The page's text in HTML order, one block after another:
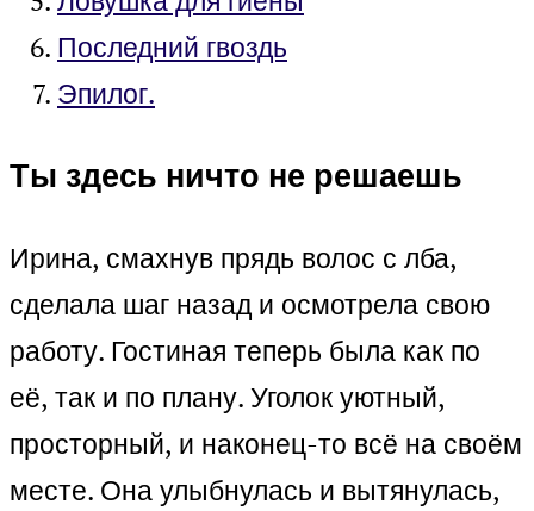
Последний гвоздь
Эпилог.
Ты здесь ничто не решаешь
Ирина, смахнув прядь волос с лба,
сделала шаг назад и осмотрела свою
работу. Гостиная теперь была как по
её, так и по плану. Уголок уютный,
просторный, и наконец-то всё на своём
месте. Она улыбнулась и вытянулась,